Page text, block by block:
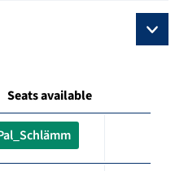
Seats available